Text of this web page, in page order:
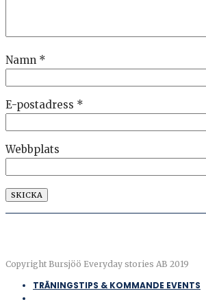
Namn *
E-postadress *
Webbplats
Copyright Bursjöö Everyday stories AB 2019
TRÄNINGSTIPS & KOMMANDE EVENTS